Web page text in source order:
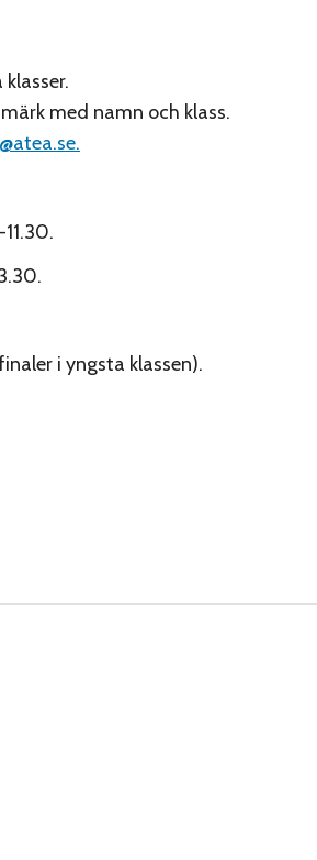
med namn och klass.
i yngsta klassen).